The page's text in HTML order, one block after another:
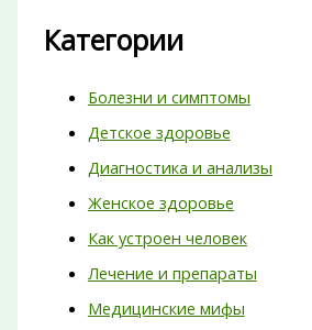
Категории
Болезни и симптомы
Детское здоровье
Диагностика и анализы
Женское здоровье
Как устроен человек
Лечение и препараты
Медицинские мифы